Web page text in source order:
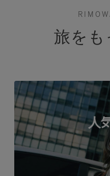
旅をも
人